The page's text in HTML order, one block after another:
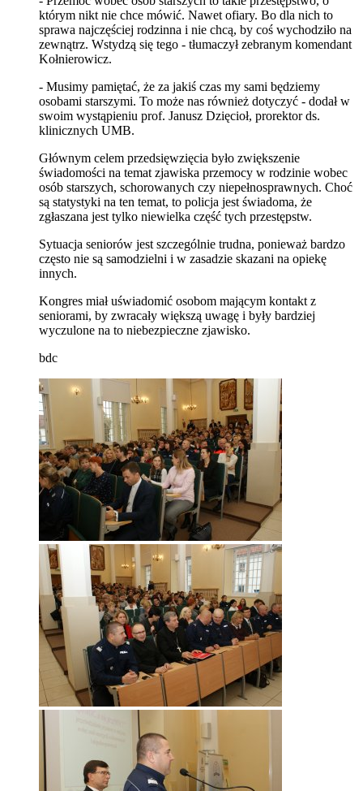
którym nikt nie chce mówić. Nawet ofiary. Bo dla nich to
sprawa najczęściej rodzinna i nie chcą, by coś wychodziło na
zewnątrz. Wstydzą się tego - tłumaczył zebranym komendant
Kołnierowicz.
- Musimy pamiętać, że za jakiś czas my sami będziemy
osobami starszymi. To może nas również dotyczyć - dodał w
swoim wystąpieniu prof. Janusz Dzięcioł, prorektor ds.
klinicznych UMB.
Głównym celem przedsięwzięcia było zwiększenie
świadomości na temat zjawiska przemocy w rodzinie wobec
osób starszych, schorowanych czy niepełnosprawnych. Choć
są statystyki na ten temat, to policja jest świadoma, że
zgłaszana jest tylko niewielka część tych przestępstw.
Sytuacja seniorów jest szczególnie trudna, ponieważ bardzo
często nie są samodzielni i w zasadzie skazani na opiekę
innych.
Kongres miał uświadomić osobom mającym kontakt z
seniorami, by zwracały większą uwagę i były bardziej
wyczulone na to niebezpieczne zjawisko.
bdc